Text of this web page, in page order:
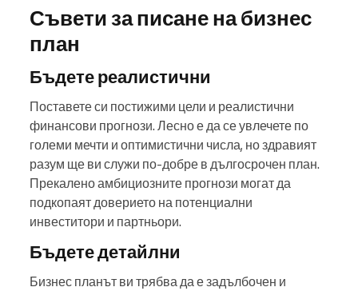
Съвети за писане на бизнес
план
Бъдете реалистични
Поставете си постижими цели и реалистични
финансови прогнози. Лесно е да се увлечете по
големи мечти и оптимистични числа, но здравият
разум ще ви служи по-добре в дългосрочен план.
Прекалено амбициозните прогнози могат да
подкопаят доверието на потенциални
инвеститори и партньори.
Бъдете детайлни
Бизнес планът ви трябва да е задълбочен и